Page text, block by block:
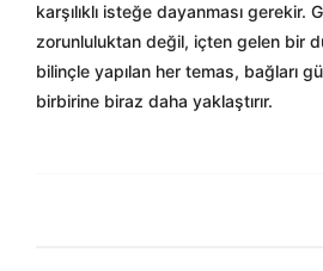
karşılıklı isteğe dayanması gerekir.
zorunluluktan değil, içten gelen bir
bilinçle yapılan her temas, bağları
birbirine biraz daha yaklaştırır.